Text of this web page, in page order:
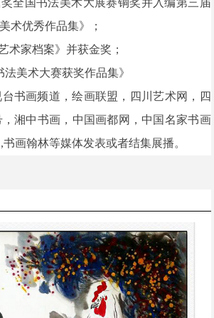
全国书法美术大展赛铜奖并入编第三届
术优秀作品集》；
术家档案》并获金奖；
美术大赛获奖作品集》
书画频道，绘画联盟，四川艺术网，四
湘中书画，中国画都网，中国名家书画
画翰林等媒体发表或者结集展播。